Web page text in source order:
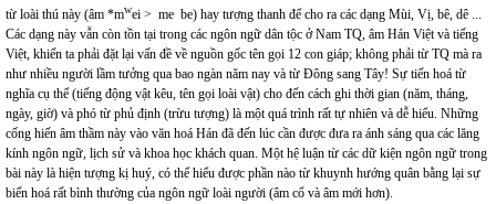
từ loài thú này (âm *mwei > me be) hay tượng thanh để cho ra các dạng Mùi, Vị, bê, dê ...
Các dạng này vẫn còn tồn tại trong các ngôn ngữ dân tộc ở Nam TQ, âm Hán Việt và tiếng
Việt, khiến ta phải đặt lại vấn đề về nguồn gốc tên gọi 12 con giáp; không phải từ TQ mà ra
như nhiều người lầm tưởng qua bao ngàn năm nay và từ Đông sang Tây! Sự tiến hoá từ
nghĩa cụ thể (tiếng động vật kêu, tên gọi loài vật) cho đến cách ghi thời gian (năm, tháng,
ngày, giờ) và phó từ phủ định (trừu tượng) là một quá trình rất tự nhiên và dễ hiểu. Những
cống hiến âm thầm này vào văn hoá Hán đã đến lúc cần được đưa ra ánh sáng qua các lăng
kính ngôn ngữ, lịch sử và khoa học khách quan. Một hệ luận từ các dữ kiện ngôn ngữ trong
bài này là hiện tượng kị huý, có thể hiểu được phần nào từ khuynh hướng quân bằng lại sự
biến hoá rất bình thường của ngôn ngữ loài người (âm cổ và âm mới hơn).